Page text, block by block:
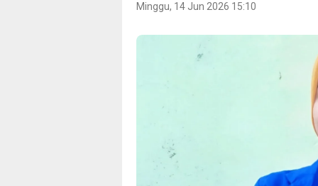
Minggu, 14 Jun 2026 15:10